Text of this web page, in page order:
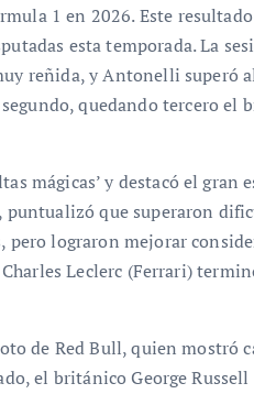
1 en 2026. Este
esta temporada. La
reñida, y Antonelli superó
quedando tercero el
mágicas’ y destacó el gran
que superaron
pero lograron mejorar
Leclerc (Ferrari)
de Red Bull, quien mostró
el británico George